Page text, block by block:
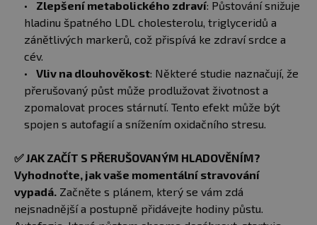
Zlepšení metabolického zdraví: Půstování snižuje
hladinu špatného LDL cholesterolu, triglyceridů a
zánětlivých markerů, což přispívá ke zdraví srdce a
cév.
Vliv na dlouhověkost: Některé studie naznačují, že
přerušovaný půst může prodlužovat životnost a
zpomalovat proces stárnutí. Tento efekt může být
spojen s autofagií a snížením oxidačního stresu.
✅JAK ZAČÍT S PŘERUŠOVANÝM HLADOVĚNÍM?
Vyhodnoťte, jak vaše momentální stravování
vypadá. Začněte s plánem, který se vám zdá
nejsnadnější a postupně přidávejte hodiny půstu.